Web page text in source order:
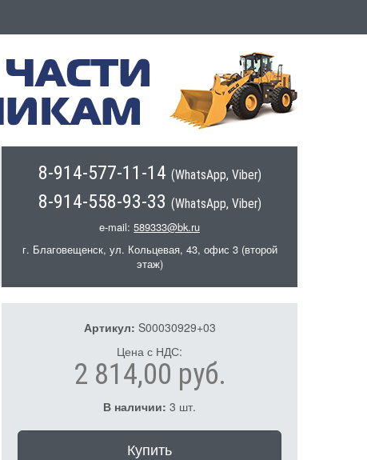
8-914-577-11-14 (WhatsApp, Viber)
8-914-558-93-33 (WhatsApp, Viber)
e-mail: 589333@bk.ru
г. Благовещенск, ул. Кольцевая, 43, офис 3 (второй
этаж)
Артикул: S00030929+03
Цена с НДС:
2 814,00 руб.
В наличии: 3 шт.
Купить